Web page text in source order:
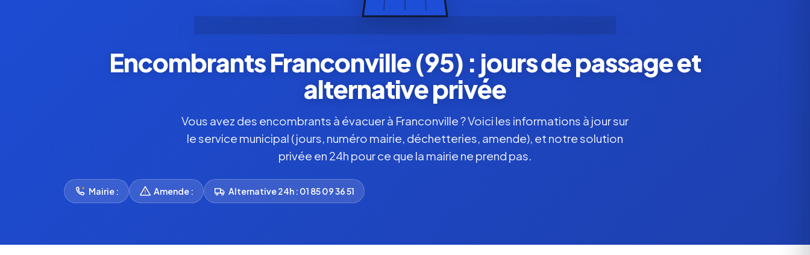
Encombrants Franconville (95) : jours de passage et
alternative privée
Vous avez des encombrants à évacuer à Franconville ? Voici les informations à jour sur
le service municipal (jours, numéro mairie, déchetteries, amende), et notre solution
privée en 24h pour ce que la mairie ne prend pas.
Mairie : Amende : Alternative 24h : 01 85 09 36 51